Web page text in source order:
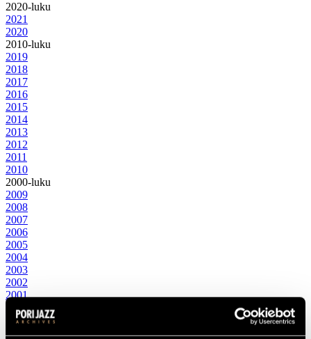
2020-luku
2021
2020
2010-luku
2019
2018
2017
2016
2015
2014
2013
2012
2011
2010
2000-luku
2009
2008
2007
2006
2005
2004
2003
2002
2001
2000
1990-luku
1999